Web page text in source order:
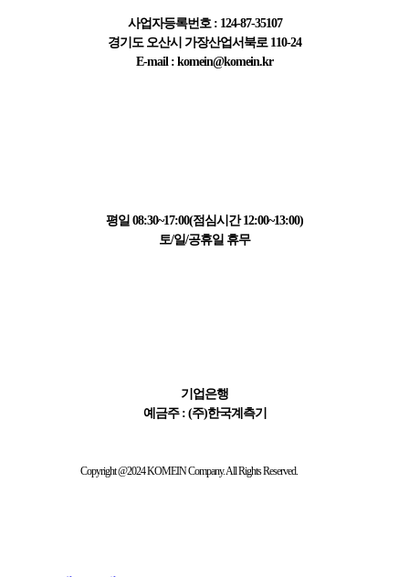
사업자등록번호 : 124-87-35107
경기도 오산시 가장산업서북로 110-24
E-mail : komein@komein.kr
평일 08:30~17:00(점심시간 12:00~13:00)
토/일/공휴일 휴무
기업은행
예금주 : (주)한국계측기
Copyright @2024 KOMEIN Company. All Rights Reserved.